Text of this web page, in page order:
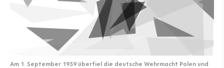
Am 1. September 1939 überfiel die deutsche Wehrmacht Polen und